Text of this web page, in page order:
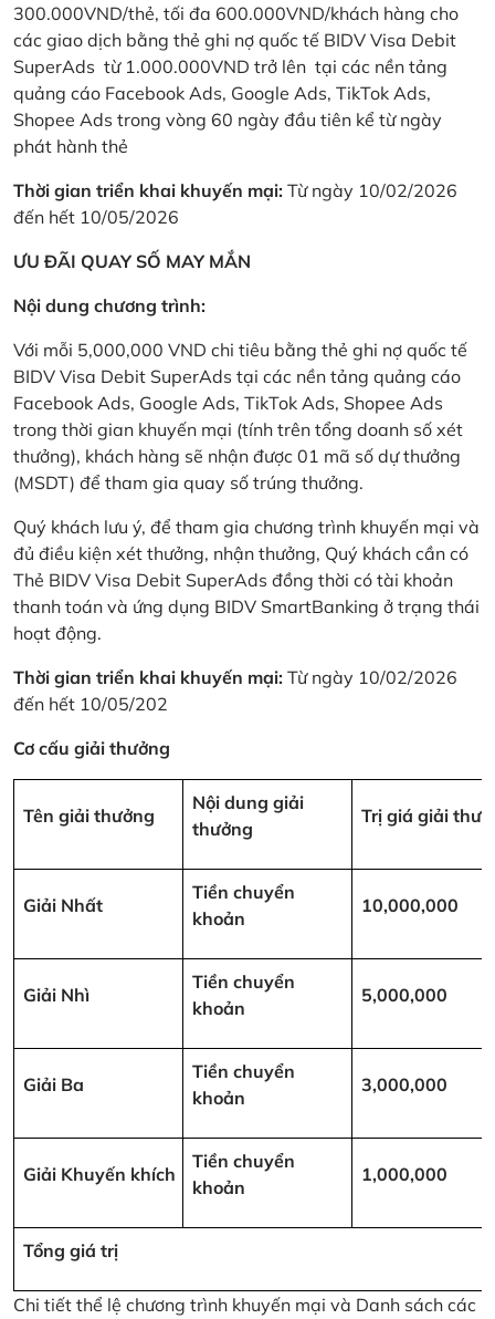
300.000VND/thẻ, tối đa 600.000VND/khách hàng cho
các giao dịch bằng thẻ ghi nợ quốc tế BIDV Visa Debit
SuperAds từ 1.000.000VND trở lên tại các nền tảng
quảng cáo Facebook Ads, Google Ads, TikTok Ads,
Shopee Ads trong vòng 60 ngày đầu tiên kể từ ngày
phát hành thẻ
Thời gian triển khai khuyến mại: Từ ngày 10/02/2026
đến hết 10/05/2026
ƯU ĐÃI QUAY SỐ MAY MẮN
Nội dung chương trình:
Với mỗi 5,000,000 VND chi tiêu bằng thẻ ghi nợ quốc tế
BIDV Visa Debit SuperAds tại các nền tảng quảng cáo
Facebook Ads, Google Ads, TikTok Ads, Shopee Ads
trong thời gian khuyến mại (tính trên tổng doanh số xét
thưởng), khách hàng sẽ nhận được 01 mã số dự thưởng
(MSDT) để tham gia quay số trúng thưởng.
Quý khách lưu ý, để tham gia chương trình khuyến mại và
đủ điều kiện xét thưởng, nhận thưởng, Quý khách cần có
Thẻ BIDV Visa Debit SuperAds đồng thời có tài khoản
thanh toán và ứng dụng BIDV SmartBanking ở trạng thái
hoạt động.
Thời gian triển khai khuyến mại: Từ ngày 10/02/2026
đến hết 10/05/202
Cơ cấu giải thưởng
Tên giải thưởng
Nội dung giải
thưởng
Trị giá giải
Giải Nhất
Tiền chuyển
khoản
10,000,000
Giải Nhì
Tiền chuyển
khoản
5,000,000
Giải Ba
Tiền chuyển
khoản
3,000,000
Giải Khuyến khích
Tiền chuyển
khoản
1,000,000
Tổng giá trị
Chi tiết thể lệ chương trình khuyến mại và Danh sách các